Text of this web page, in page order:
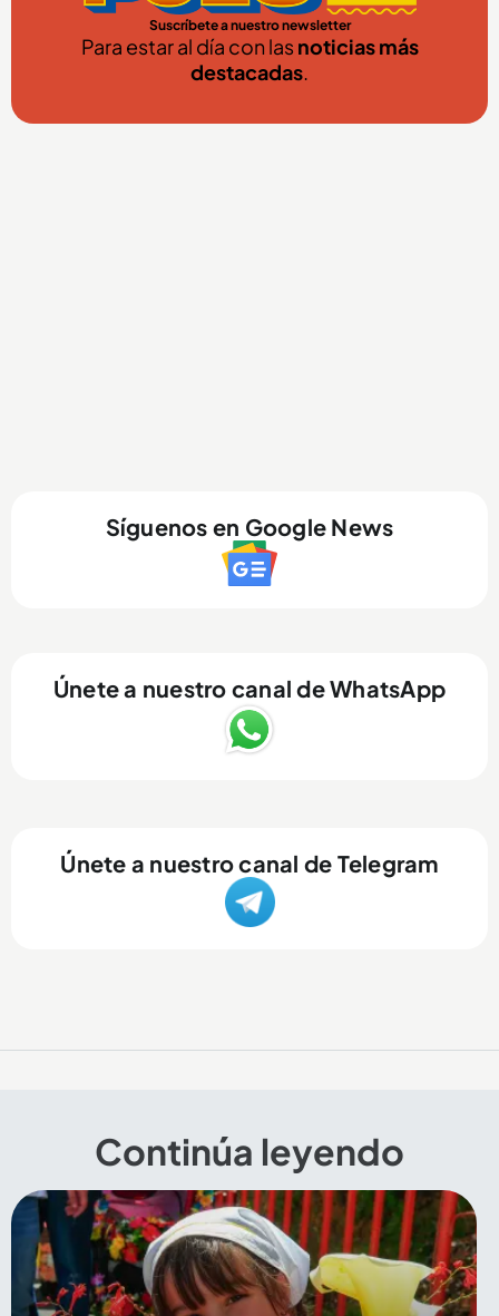
Suscríbete a nuestro newsletter
Para estar al día con lasnoticias más
destacadas.
Síguenos en Google News
Únete a nuestro canal de WhatsApp
Únete a nuestro canal de Telegram
Continúa leyendo